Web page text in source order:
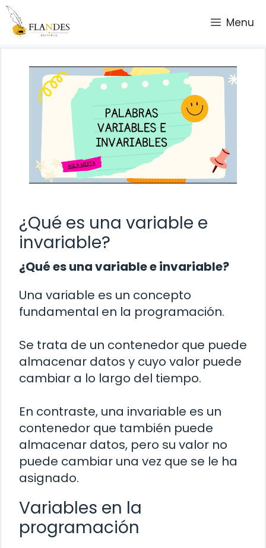
Saltar
contenido
Menu
¿Qué es una variable e
invariable?
¿Qué es una variable e invariable?
Una variable es un concepto
fundamental en la programación.
Se trata de un contenedor que puede
almacenar datos y cuyo valor puede
cambiar a lo largo del tiempo.
En contraste, una invariable es un
contenedor que también puede
almacenar datos, pero su valor no
puede cambiar una vez que se le ha
asignado.
Variables en la
programación